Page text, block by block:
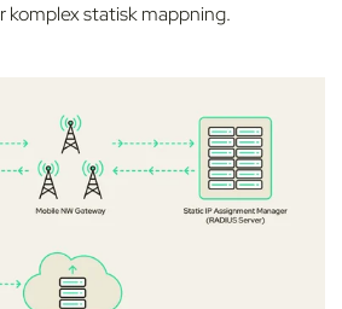
komplex statisk mappning.